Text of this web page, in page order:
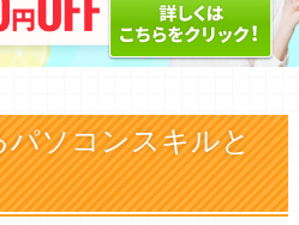
パソコンスキルと